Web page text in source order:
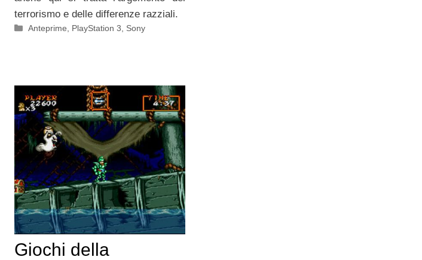
terrorismo e delle differenze razziali.
Categorie
Anteprime PlayStation 3 Sony
Giochi della